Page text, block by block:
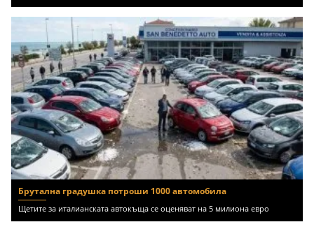
Брутална градушка потроши 1000 автомобила
Щетите за италианската автокъща се оценяват на 5 милиона евро